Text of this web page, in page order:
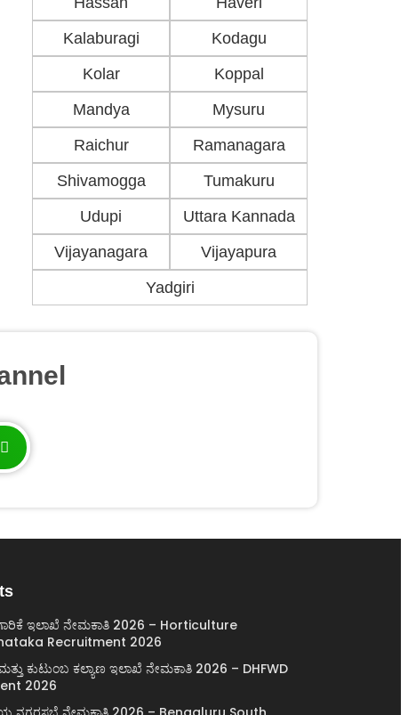
Kalaburagi
Kodagu
Kolar
Koppal
Mandya
Mysuru
Raichur
Ramanagara
Shivamogga
Tumakuru
Udupi
Uttara Kannada
Vijayanagara
Vijayapura
Yadgiri
ಇಲಾಖೆ ನೇಮಕಾತಿ 2026 – Horticulture
Recruitment 2026
ಕುಟುಂಬ ಕಲ್ಯಾಣ ಇಲಾಖೆ ನೇಮಕಾತಿ 2026 – DHFWD
2026